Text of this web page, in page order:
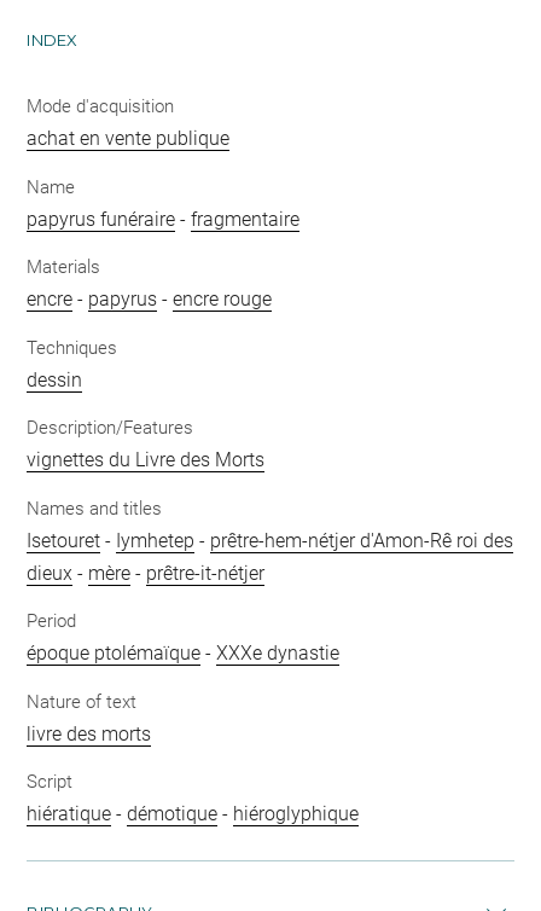
INDEX
Mode d'acquisition
achat en vente publique
Name
papyrus funéraire -fragmentaire
Materials
encre - papyrus -encre rouge
Techniques
dessin
Description/Features
vignettes du Livre des Morts
Names and titles
Isetouret - Iymhetep - prêtre-hem-nétjer d'Amon-Rê roi des
dieux - mère - prêtre-it-nétjer
Period
époque ptolémaïque -XXXe dynastie
Nature of text
livre des morts
Script
hiératique -démotique - hiéroglyphique